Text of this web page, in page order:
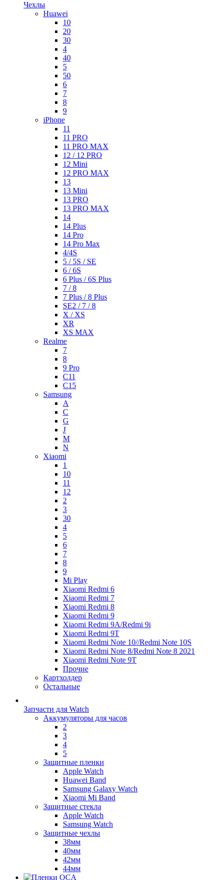
Чехлы
Huawei
10
20
30
4
40
5
50
6
7
8
9
iPhone
11
11 PRO
11 PRO MAX
12 / 12 PRO
12 Mini
12 PRO MAX
13
13 Mini
13 PRO
13 PRO MAX
14
14 Plus
14 Pro
14 Pro Max
4/4S
5 / 5S / SE
6 / 6S
6 Plus / 6S Plus
7 / 8
7 Plus / 8 Plus
SE2 / 7 / 8
X / XS
XR
XS MAX
Realme
7
8
9 Pro
C11
C15
Samsung
A
C
G
J
M
N
Xiaomi
1
10
11
12
2
3
30
4
5
6
7
8
9
Mi Play
Xiaomi Redmi 6
Xiaomi Redmi 7
Xiaomi Redmi 8
Xiaomi Redmi 9
Xiaomi Redmi 9A/Redmi 9i
Xiaomi Redmi 9T
Xiaomi Redmi Note 10//Redmi Note 10S
Xiaomi Redmi Note 8/Redmi Note 8 2021
Xiaomi Redmi Note 9T
Прочие
Картхолдер
Остальные
Запчасти для Watch
Аккумуляторы для часов
2
3
4
5
Защитные пленки
Apple Watch
Huawei Band
Samsung Galaxy Watch
Xiaomi Mi Band
Защитные стекла
Apple Watch
Samsung Watch
Защитные чехлы
38мм
40мм
42мм
44мм